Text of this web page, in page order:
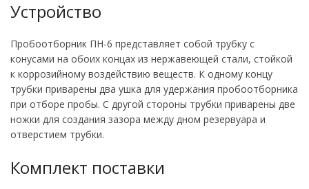
Устройство
Пробоотборник ПН-6 представляет собой трубку с
конусами на обоих концах из нержавеющей стали, стойкой
к коррозийному воздействию веществ. К одному концу
трубки приварены два ушка для удержания пробоотборника
при отборе пробы. С другой стороны трубки приварены две
ножки для создания зазора между дном резервуара и
отверстием трубки.
Комплект поставки